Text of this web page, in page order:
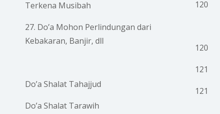
Terkena Musibah
27. Do’a Mohon Perlindungan dari
Kebakaran, Banjir, dll
Do’a Shalat Tahajjud
Do’a Shalat Tarawih
120
120
121
121